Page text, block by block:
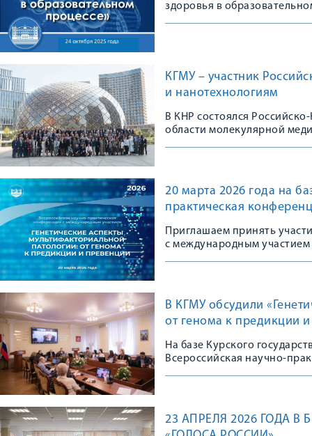
здоровья в
КГМУ – участник
и нанотехнологиям
В КНР состоялся
области молекулярной
20 марта 2026 года на
практическая
Приглашаем принять
с международным участием
В КГМУ обсудили
от генома к предикции
На базе Курского
Всероссийская научно-
23 АПРЕЛЯ 2026 ГОДА